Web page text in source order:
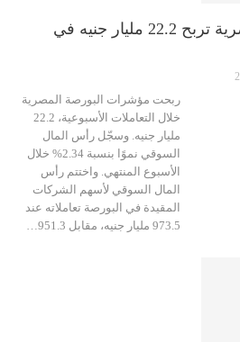
مؤشرات البورصة المصرية تربح 22.2 مليار جنيه في
ربحت مؤشرات البورصة المصرية
خلال التعاملات الأسبوعية، 22.2
مليار جنيه. وسجّل رأس المال
السوقي نموًا بنسبة 2.34% خلال
الأسبوع المنتهي. واختتم رأس
المال السوقي لأسهم الشركات
المقيدة في البورصة تعاملاته عند
973.5 مليار جنيه، مقابل 951.3…